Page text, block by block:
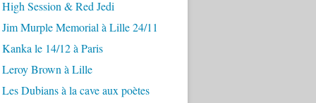
Session & Red Jedi
Murple Memorial à Lille 24/11
le 14/12 à Paris
Brown à Lille
Dubians à la cave aux poètes